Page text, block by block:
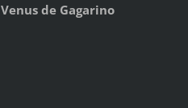
Venus de Gagarino